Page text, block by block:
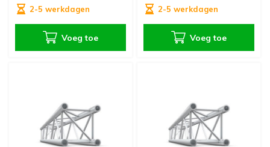
2-5 werkdagen
Voeg toe
2-5 werkdagen
Voeg toe